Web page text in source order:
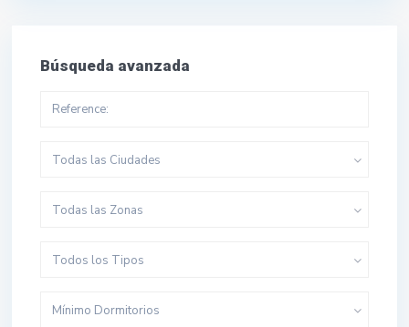
Búsqueda avanzada
Todas las Ciudades
Todas las Zonas
Todos los Tipos
Mínimo Dormitorios